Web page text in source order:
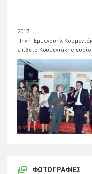
2017
Πηγή Εμμανουήλ
επίθετο Κουμεντάκης
ΦΩΤΟΓΡΑΦΊΕΣ